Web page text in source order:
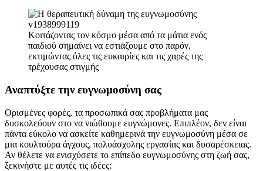
Κοιτάζοντας τον κόσμο μέσα από τα μάτια ενός
παιδιού σημαίνει να εστιάζουμε στο παρόν,
εκτιμώντας όλες τις ευκαιρίες και τις χαρές της
τρέχουσας στιγμής
Αναπτύξτε την ευγνωμοσύνη σας
Ορισμένες φορές, τα προσωπικά σας προβλήματα μας
δυσκολεύουν στο να νιώθουμε ευγνώμονες. Επιπλέον, δεν είναι
πάντα εύκολο να ασκείτε καθημερινά την ευγνωμοσύνη μέσα σε
μια κουλτούρα άγχους, πολυάσχολης εργασίας και δυσαρέσκειας.
Αν θέλετε να ενισχύσετε το επίπεδο ευγνωμοσύνης στη ζωή σας,
ξεκινήστε με αυτές τις ιδέες: